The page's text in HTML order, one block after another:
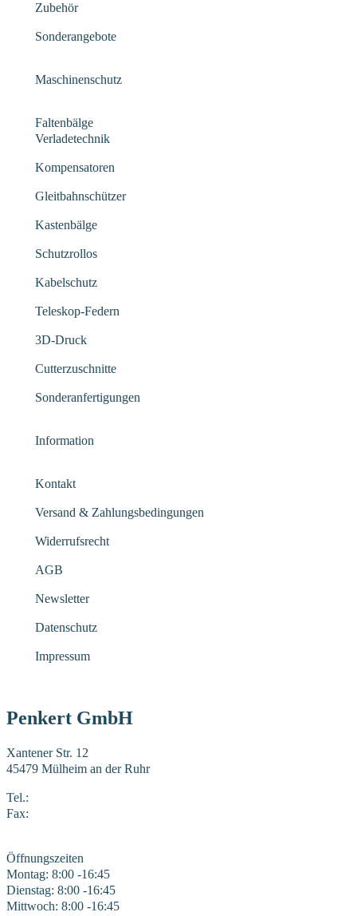
Zubehör
Sonderangebote
Maschinenschutz
Faltenbälge
Verladetechnik
Kompensatoren
Gleitbahnschützer
Kastenbälge
Schutzrollos
Kabelschutz
Teleskop-Federn
3D-Druck
Cutterzuschnitte
Sonderanfertigungen
Information
Kontakt
Versand & Zahlungsbedingungen
Widerrufsrecht
AGB
Newsletter
Datenschutz
Impressum
Penkert GmbH
Xantener Str. 12
45479 Mülheim an der Ruhr
Tel.:
Fax:
Öffnungszeiten
Montag: 8:00 -16:45
Dienstag: 8:00 -16:45
Mittwoch: 8:00 -16:45